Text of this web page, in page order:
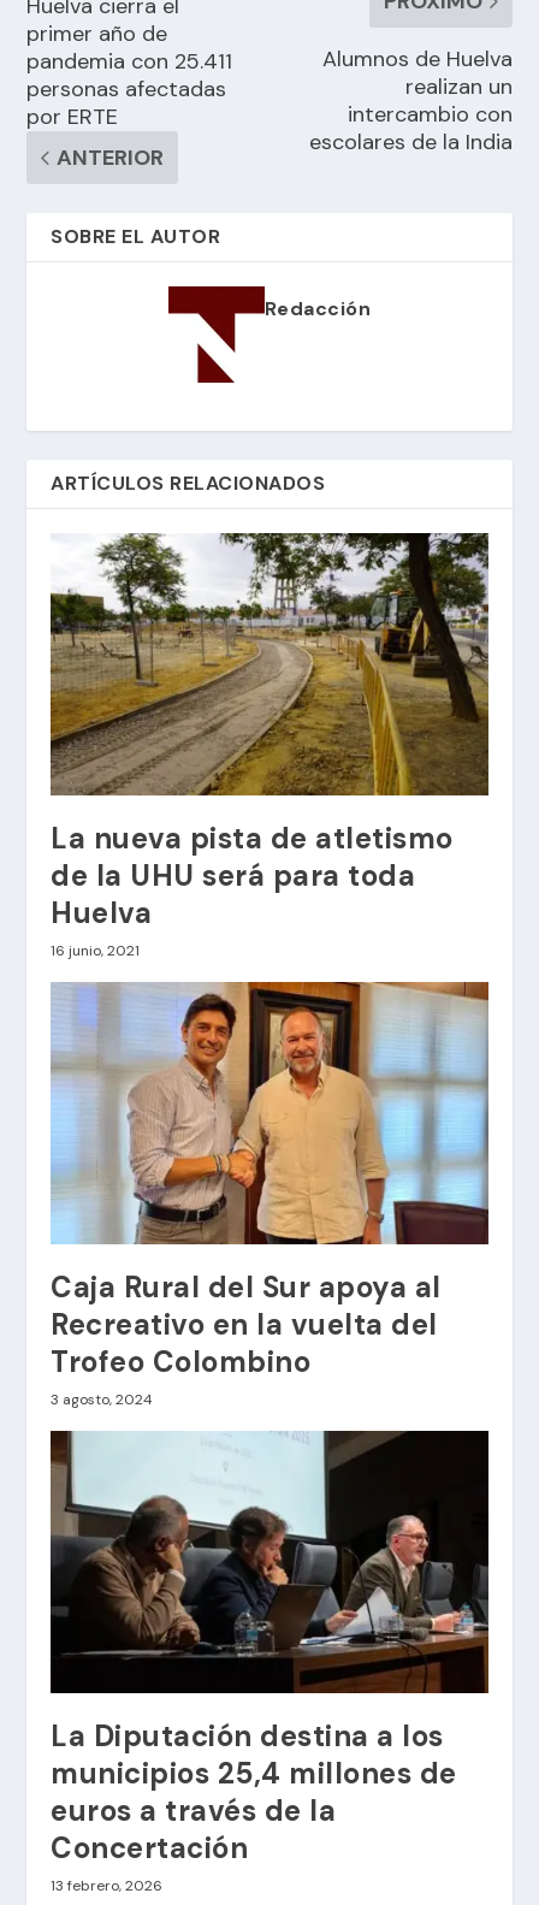
primer año de
pandemia con 25.411
personas afectadas
por ERTE
ANTERIOR
Alumnos de Huelva
realizan un
intercambio con
escolares de la India
SOBRE EL AUTOR
Redacción
ARTÍCULOS RELACIONADOS
La nueva pista de atletismo
de la UHU será para toda
Huelva
16 junio, 2021
Caja Rural del Sur apoya al
Recreativo en la vuelta del
Trofeo Colombino
3 agosto, 2024
La Diputación destina a los
municipios 25,4 millones de
euros a través de la
Concertación
13 febrero, 2026